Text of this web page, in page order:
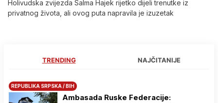
Holivudska zvijezda Salma Hajek rijetko dijeli trenutke iz
privatnog života, ali ovog puta napravila je izuzetak
TRENDING NAJČITANIJE
REPUBLIKA SRPSKA / BIH
Ambasada Ruske Federacije: